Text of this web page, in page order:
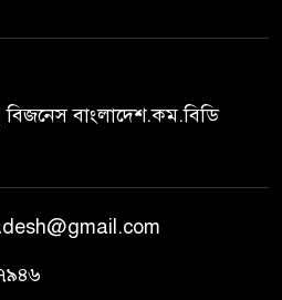
বিজনেস বাংলাদেশ.কম.বিডি